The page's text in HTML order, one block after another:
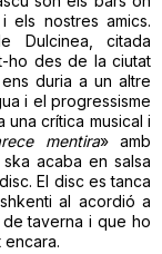
els nostres amics.
Dulcinea, citada
ho des de la ciutat
duria a un altre
i el progressisme
una crítica musical i
mentira» amb
acaba en salsa
El disc es tanca
al acordió a
taverna i que ho